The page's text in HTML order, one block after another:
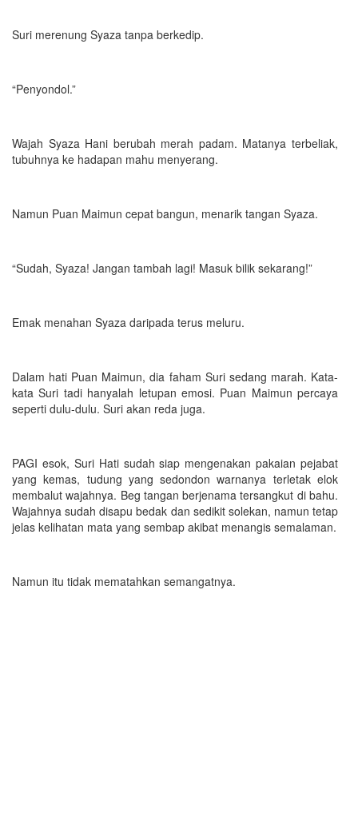
Suri merenung Syaza tanpa berkedip.
“Penyondol.”
Wajah Syaza Hani berubah merah padam. Matanya terbeliak,
tubuhnya ke hadapan mahu menyerang.
Namun Puan Maimun cepat bangun, menarik tangan Syaza.
“Sudah, Syaza! Jangan tambah lagi! Masuk bilik sekarang!”
Emak menahan Syaza daripada terus meluru.
Dalam hati Puan Maimun, dia faham Suri sedang marah. Kata-
kata Suri tadi hanyalah letupan emosi. Puan Maimun percaya
seperti dulu-dulu. Suri akan reda juga.
PAGI esok, Suri Hati sudah siap mengenakan pakaian pejabat
yang kemas, tudung yang sedondon warnanya terletak elok
membalut wajahnya. Beg tangan berjenama tersangkut di bahu.
Wajahnya sudah disapu bedak dan sedikit solekan, namun tetap
jelas kelihatan mata yang sembap akibat menangis semalaman.
Namun itu tidak mematahkan semangatnya.